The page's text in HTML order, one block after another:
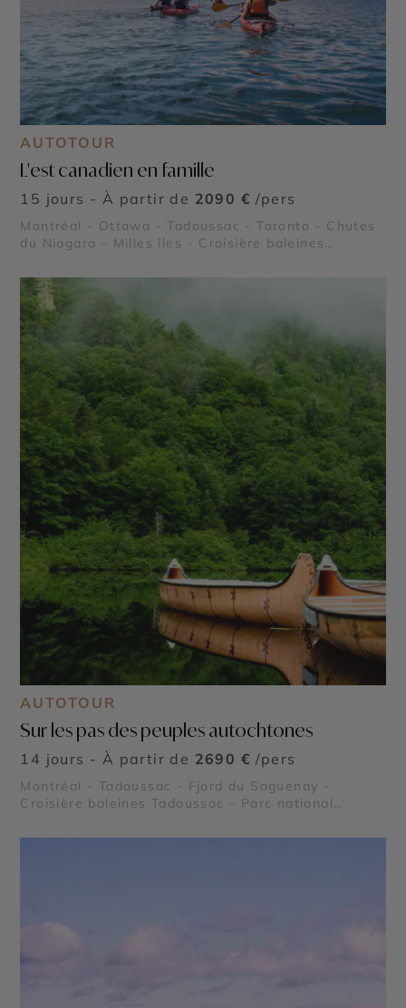
AUTOTOUR
L'est canadien en famille
15 jours - À partir de 2090 € /pers
Montréal - Ottawa - Tadoussac - Toronto - Chutes
du Niagara - Milles îles - Croisière baleines
- Parc national des Hautes Gorges de la Rivière
Malbaie - Île aux Coudres - Parc national des
Grands Jardins - Parc national Mauricie - Le Saint
Laurent - Lac Sacacomie - Chute Montmorency
AUTOTOUR
Sur les pas des peuples autochtones
14 jours - À partir de 2690 € /pers
Montréal - Tadoussac - Fjord du Saguenay -
Croisière baleines Tadoussac - Parc national
Parc national du Bic - Reserve Faunique